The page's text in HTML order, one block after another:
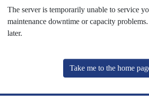
The server is temporarily unable to service
maintenance downtime or capacity
later.
Take me to the home